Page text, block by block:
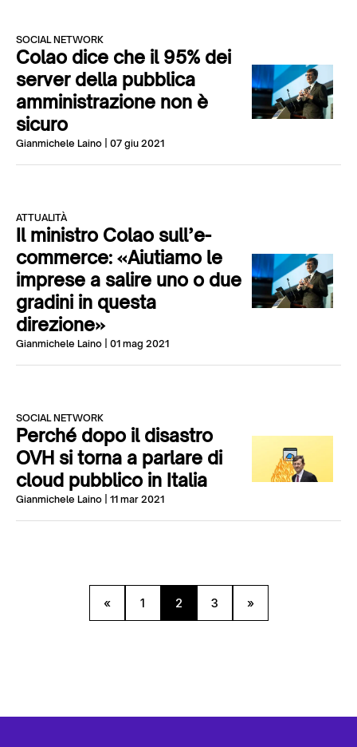
SOCIAL NETWORK
Colao dice che il 95% dei
server della pubblica
amministrazione non è
sicuro
Gianmichele Laino | 07 giu 2021
ATTUALITÀ
Il ministro Colao sull’e-
commerce: «Aiutiamo le
imprese a salire uno o due
gradini in questa
direzione»
Gianmichele Laino | 01 mag 2021
SOCIAL NETWORK
Perché dopo il disastro
OVH si torna a parlare di
cloud pubblico in Italia
Gianmichele Laino | 11 mar 2021
« 1 2 3 »